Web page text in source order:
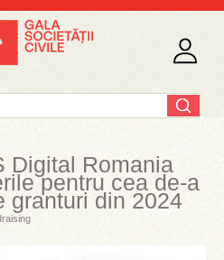
Digital Romania
pentru cea de-a
granturi din 2024